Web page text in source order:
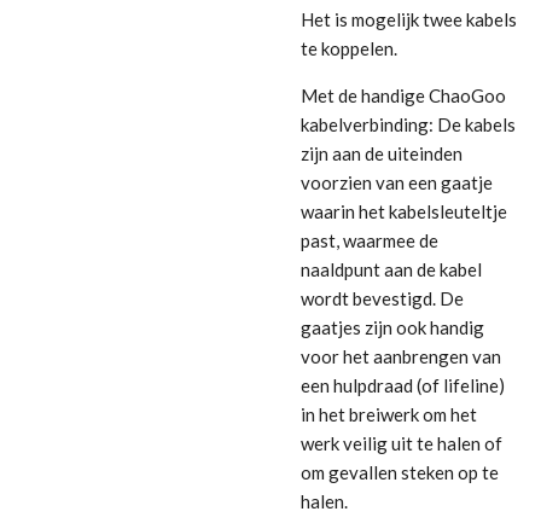
Het is mogelijk twee kabels
te koppelen.
Met de handige ChaoGoo
kabelverbinding: De kabels
zijn aan de uiteinden
voorzien van een gaatje
waarin het kabelsleuteltje
past, waarmee de
naaldpunt aan de kabel
wordt bevestigd. De
gaatjes zijn ook handig
voor het aanbrengen van
een hulpdraad (of lifeline)
in het breiwerk om het
werk veilig uit te halen of
om gevallen steken op te
halen.